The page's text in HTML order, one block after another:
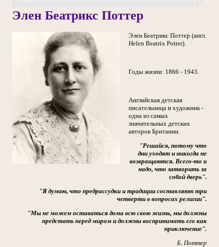
Элен Беатрикс Поттер
Элен Беатрикс Поттер (англ.
Helen Beatrix Potter).
Годы жизни: 1866 - 1943.
Английская детская
писательница и художник -
одна из самых
значительных детских
авторов Британии.
"Решайся, потому что
дни уходят и никогда не
возвращаются. Всего-то и
надо, что затворить за
собой дверь".
"Я думаю, что предрассудки и традиции составляют три
четверти в вопросах религии".
"Мы не можем оставаться дома всю свою жизнь, мы должны
предстать перед миром и должны воспринимать его как
приключение".
Б. Поттер